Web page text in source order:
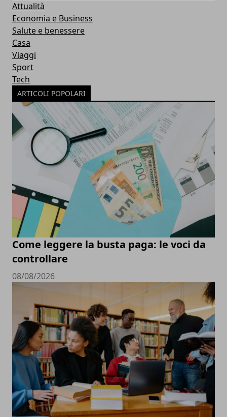
Attualità
Economia e Business
Salute e benessere
Casa
Viaggi
Sport
Tech
ARTICOLI POPOLARI
Come leggere la busta paga: le voci da
controllare
08/08/2026